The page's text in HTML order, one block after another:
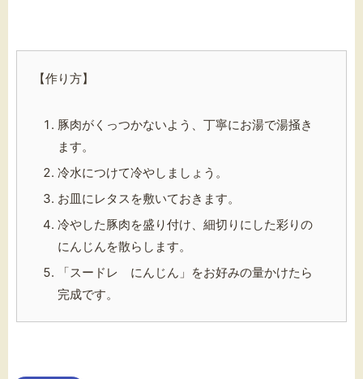
【作り方】
豚肉がくっつかないよう、丁寧にお湯で湯掻き
ます。
冷水につけて冷やしましょう。
お皿にレタスを敷いておきます。
冷やした豚肉を盛り付け、細切りにした彩りの
にんじんを散らします。
「スードレ にんじん」をお好みの量かけたら
完成です。